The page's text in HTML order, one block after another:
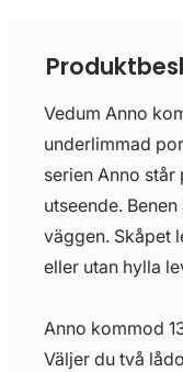
Vedum Anno
underlimmad
serien Anno
utseende.
väggen. Skåpet
eller utan hylla
Anno kommod
Väljer du två